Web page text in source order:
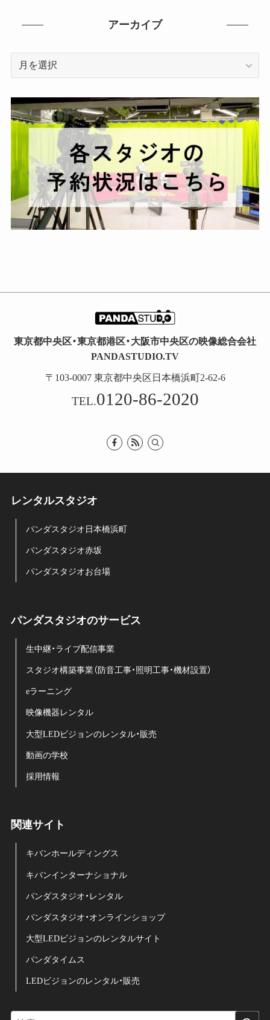
アーカイブ
イ
ブ
東京都中央区・東京都港区・大阪市中央区の映像総合会社
PANDASTUDIO.TV
〒103-0007 東京都中央区日本橋浜町2-62-6
TEL.0120-86-2020
レンタルスタジオ
パンダスタジオ日本橋浜町
パンダスタジオ赤坂
パンダスタジオお台場
パンダスタジオのサービス
生中継・ライブ配信事業
スタジオ構築事業（防音工事・照明工事・機材設置）
eラーニング
映像機器レンタル
大型LEDビジョンのレンタル・販売
動画の学校
採用情報
関連サイト
キバンホールディングス
キバンインターナショナル
パンダスタジオ・レンタル
パンダスタジオ・オンラインショップ
大型LEDビジョンのレンタルサイト
パンダタイムス
LEDビジョンのレンタル・販売